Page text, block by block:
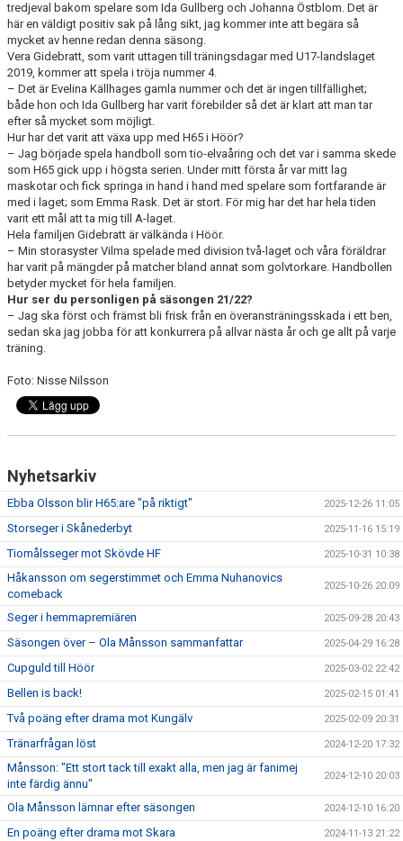
tredjeval bakom spelare som Ida Gullberg och Johanna Östblom. Det är
här en väldigt positiv sak på lång sikt, jag kommer inte att begära så
mycket av henne redan denna säsong.
Vera Gidebratt, som varit uttagen till träningsdagar med U17-landslaget
2019, kommer att spela i tröja nummer 4.
– Det är Evelina Källhages gamla nummer och det är ingen tillfällighet;
både hon och Ida Gullberg har varit förebilder så det är klart att man tar
efter så mycket som möjligt.
Hur har det varit att växa upp med H65 i Höör?
– Jag började spela handboll som tio-elvaåring och det var i samma skede
som H65 gick upp i högsta serien. Under mitt första år var mitt lag
maskotar och fick springa in hand i hand med spelare som fortfarande är
med i laget; som Emma Rask. Det är stort. För mig har det har hela tiden
varit ett mål att ta mig till A-laget.
Hela familjen Gidebratt är välkända i Höör.
– Min storasyster Vilma spelade med division två-laget och våra föräldrar
har varit på mängder på matcher bland annat som golvtorkare. Handbollen
betyder mycket för hela familjen.
Hur ser du personligen på säsongen 21/22?
– Jag ska först och främst bli frisk från en överansträningsskada i ett ben,
sedan ska jag jobba för att konkurrera på allvar nästa år och ge allt på varje
träning.
Foto: Nisse Nilsson
Nyhetsarkiv
Ebba Olsson blir H65:are "på riktigt" 2025-12-26 11:05
Storseger i Skånederbyt 2025-11-16 15:19
Tiomålsseger mot Skövde HF 2025-10-31 10:38
Håkansson om segerstimmet och Emma Nuhanovics
comeback
2025-10-26 20:09
Seger i hemmapremiären 2025-09-28 20:43
Säsongen över – Ola Månsson sammanfattar 2025-04-29 16:28
Cupguld till Höör 2025-03-02 22:42
Bellen is back! 2025-02-15 01:41
Två poäng efter drama mot Kungälv 2025-02-09 20:31
Tränarfrågan löst 2024-12-20 17:32
Månsson: "Ett stort tack till exakt alla, men jag är fanimej
inte färdig ännu"
2024-12-10 20:03
Ola Månsson lämnar efter säsongen 2024-12-10 16:20
En poäng efter drama mot Skara 2024-11-13 21:22